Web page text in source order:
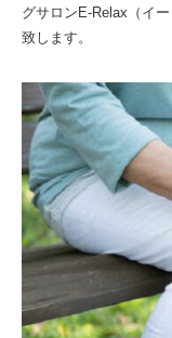
グサロンE-Relax（イ
致します。